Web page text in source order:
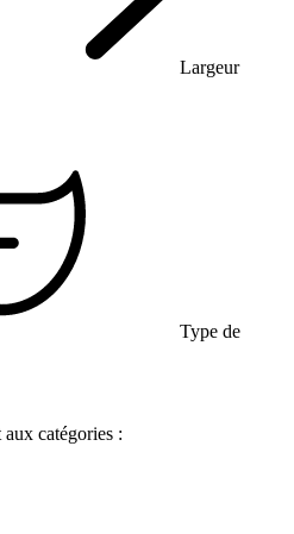
Largeur
Type de
catégories :